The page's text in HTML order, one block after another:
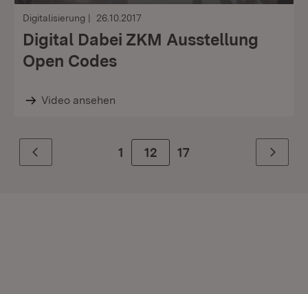
Digitalisierung 26.10.2017
Digital Dabei ZKM Ausstellung
Open Codes
Video ansehen
Zurück 1 Zur Seite
12 17 Weiter